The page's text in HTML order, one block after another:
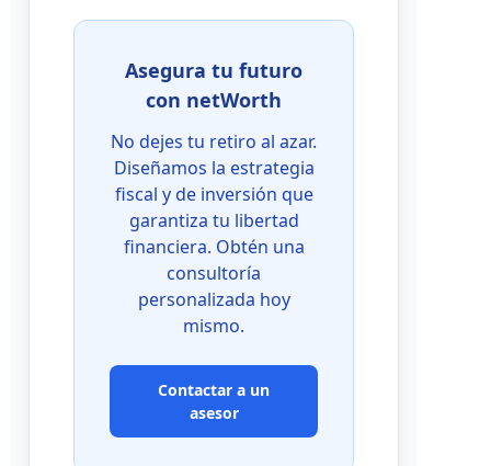
Asegura tu futuro
con netWorth
No dejes tu retiro al azar.
Diseñamos la estrategia
fiscal y de inversión que
garantiza tu libertad
financiera. Obtén una
consultoría
personalizada hoy
mismo.
Contactar a un
asesor